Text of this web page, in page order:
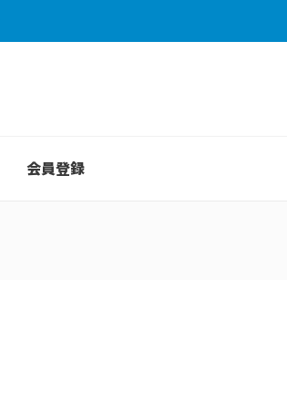
会員登録